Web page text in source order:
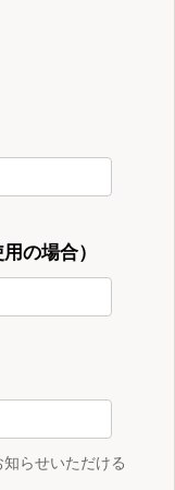
の場合）
らせいただける